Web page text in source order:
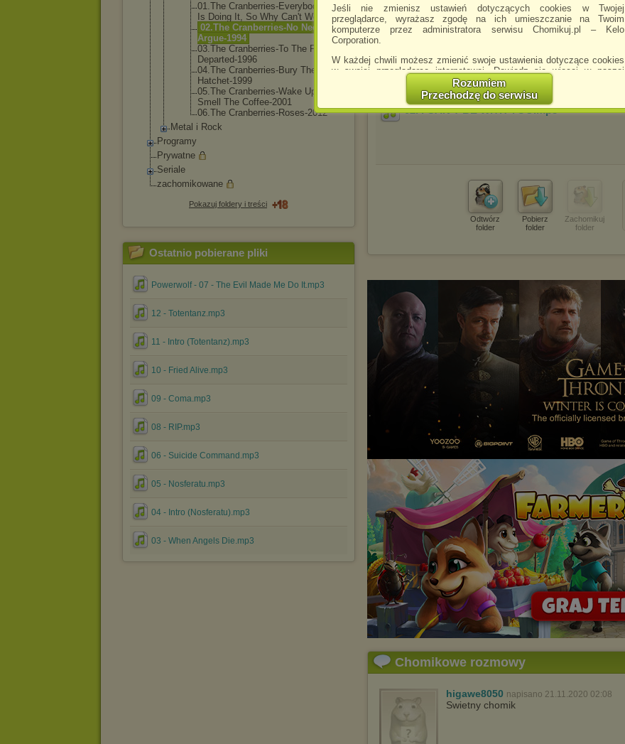
Jeśli nie zmienisz ustawień dotyczących cookies w Twojej
przeglądarce, wyrażasz zgodę na ich umieszczanie na Twoim
komputerze przez administratora serwisu Chomikuj.pl – Kelo
Corporation.
W każdej chwili możesz zmienić swoje ustawienia dotyczące cookies
w swojej przeglądarce internetowej. Dowiedz się więcej w naszej
http://chomikuj.pl/PolitykaPrywatnosci.aspx
Jednocześnie informujemy że zmiana ustawień przeglądarki może
spowodować ograniczenie korzystania ze strony Chomikuj.pl.
Wyrażenie sprzeciwu spowoduje, że wyświetlana Ci reklama nie
będzie dopasowana do Twoich preferencji, a będzie to reklama
wyświetlona przypadkowo.
Istnieje możliwość zmiany ustawień przeglądarki internetowej w
sposób uniemożliwiający przechowywanie plików cookies na
urządzeniu końcowym. Można również usunąć pliki cookies,
Pełną informację na ten temat znajdziesz pod adresem
http://chomikuj.pl/PolitykaPrywatnosci.aspx
Rozumiem
Przechodzę do serwisu
01.The Cranberries-Everybody Else
Is Doing It, So Why Can't We-1992
02.The Cranberries-No Need To
Argue-1994
03.The Cranberries-To The Faithful
Departed-1996
04.The Cranberries-Bury The
Hatchet-1999
05.The Cranberries-Wake Up And
Smell The Coffee-2001
06.The Cranberries-Roses-2012
Metal i Rock
Programy
Prywatne
Seriale
zachomikowane
Pokazuj foldery i treści
Ostatnio pobierane pliki
Powerwolf - 07 - The Evil Made Me Do It.mp3
12 - Totentanz.mp3
11 - Intro (Totentanz).mp3
10 - Fried Alive.mp3
09 - Coma.mp3
08 - RIP.mp3
06 - Suicide Command.mp3
05 - Nosferatu.mp3
04 - Intro (Nosferatu).mp3
03 - When Angels Die.mp3
02. I CAN'T BE WITH YOU.mp3
Odtwórz
folder
Pobierz
folder
Zachomikuj
folder
Chomikowe rozmowy
higawe8050 napisano 21.11.2020 02:08
Swietny chomik